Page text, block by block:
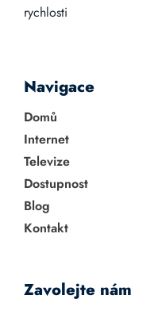
rychlosti
Navigace
Domů
Internet
Televize
Dostupnost
Blog
Kontakt
Zavolejte nám